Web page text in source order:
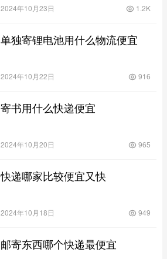
2024年10月23日 1.2K
单独寄锂电池用什么物流便宜
2024年10月22日 916
寄书用什么快递便宜
2024年10月20日 965
快递哪家比较便宜又快
2024年10月18日 949
邮寄东西哪个快递最便宜